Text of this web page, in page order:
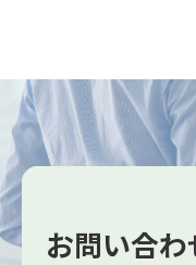
お問い合